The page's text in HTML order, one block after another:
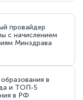
провайдер
с начислением
Минздрава
в
и ТОП-5
в РФ